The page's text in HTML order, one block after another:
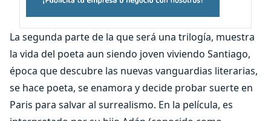
La segunda parte de la que será una trilogía, muestra
la vida del poeta aun siendo joven viviendo Santiago,
época que descubre las nuevas vanguardias literarias,
se hace poeta, se enamora y decide probar suerte en
Paris para salvar al surrealismo. En la película, es